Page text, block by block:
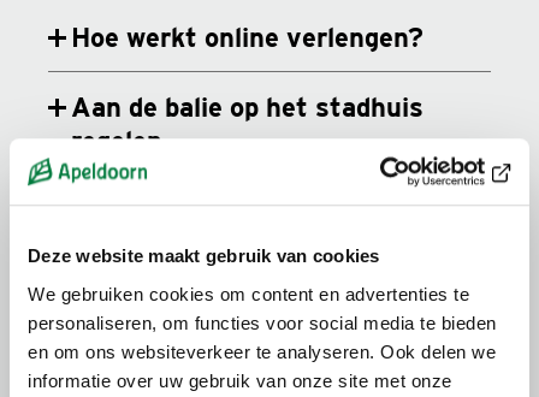
Deze website maakt gebruik van cookies
We gebruiken cookies om content en advertenties te
personaliseren, om functies voor social media te bieden
en om ons websiteverkeer te analyseren. Ook delen we
informatie over uw gebruik van onze site met onze
Hoe werkt online verlengen?
Aan de balie op het stadhuis
regelen
Eerste aanvraag, kwijt of spoed
Ophalen
Kosten